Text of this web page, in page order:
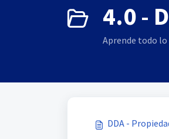
4.0 -
Aprende todo lo
DDA -